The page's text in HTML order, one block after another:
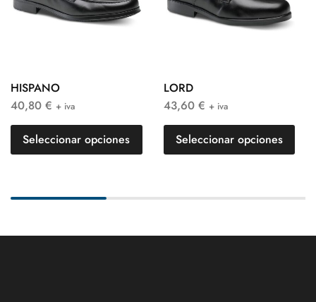
HISPANO
40,80 € + iva
Seleccionar opciones
LORD
43,60 € + iva
Seleccionar opciones